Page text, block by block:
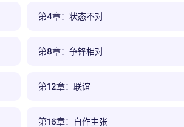
第4章：状态不对
第8章：争锋相对
第12章：联谊
第16章：自作主张